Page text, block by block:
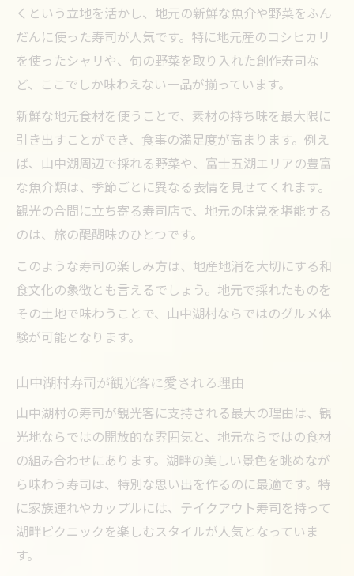
テイクアウト派なら山中湖村寿司で満喫
寿司のテイクアウトで山中湖村を満喫する
方法
持ち帰り寿司で味わう地元和食の魅力
山中湖で手軽に楽しむ寿司の選び方ガイド
テイクアウト寿司で家族や友人と特別な時
間を
寿司の持ち帰りで観光中の食事も安心
地元食材が光る寿司選びの極意を解説
山中湖村寿司で注目の旬ネタと和食の秘密
寿司好きが知るべき地元食材活用のポイン
地元野菜と寿司の新しい組み合わせに注目
旬ネタと山中湖の景色で和食時間を満喫
寿司の旬ネタで味わう山中湖の季節感
山中湖の景色と共に楽しむ寿司の贅沢体験
地元和食店の寿司が観光におすすめな理由
寿司と山中湖の絶景が生み出す特別な時間
旬の寿司を味わいながら和食文化に触れる
くという立地を活かし、地元の新鮮な魚介や野菜をふん
だんに使った寿司が人気です。特に地元産のコシヒカリ
を使ったシャリや、旬の野菜を取り入れた創作寿司な
ど、ここでしか味わえない一品が揃っています。
新鮮な地元食材を使うことで、素材の持ち味を最大限に
引き出すことができ、食事の満足度が高まります。例え
ば、山中湖周辺で採れる野菜や、富士五湖エリアの豊富
な魚介類は、季節ごとに異なる表情を見せてくれます。
観光の合間に立ち寄る寿司店で、地元の味覚を堪能する
のは、旅の醍醐味のひとつです。
このような寿司の楽しみ方は、地産地消を大切にする和
食文化の象徴とも言えるでしょう。地元で採れたものを
その土地で味わうことで、山中湖村ならではのグルメ体
験が可能となります。
山中湖村寿司が観光客に愛される理由
山中湖村の寿司が観光客に支持される最大の理由は、観
光地ならではの開放的な雰囲気と、地元ならではの食材
の組み合わせにあります。湖畔の美しい景色を眺めなが
ら味わう寿司は、特別な思い出を作るのに最適です。特
に家族連れやカップルには、テイクアウト寿司を持って
湖畔ピクニックを楽しむスタイルが人気となっていま
す。